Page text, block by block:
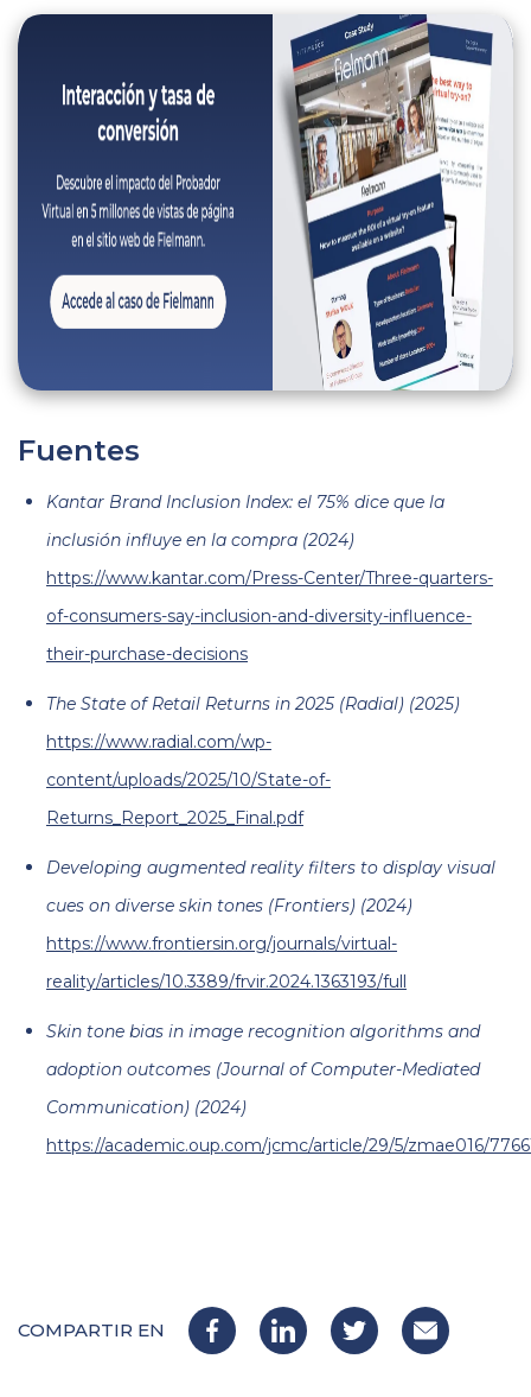
Fuentes
Kantar Brand Inclusion Index: el 75% dice que la
inclusión influye en la compra (2024)
https://www.kantar.com/Press-Center/Three-quarters-
of-consumers-say-inclusion-and-diversity-influence-
their-purchase-decisions
The State of Retail Returns in 2025 (Radial) (2025)
https://www.radial.com/wp-
content/uploads/2025/10/State-of-
Returns_Report_2025_Final.pdf
Developing augmented reality filters to display visual
cues on diverse skin tones (Frontiers) (2024)
https://www.frontiersin.org/journals/virtual-
reality/articles/10.3389/frvir.2024.1363193/full
Skin tone bias in image recognition algorithms and
adoption outcomes (Journal of Computer-Mediated
Communication) (2024)
https://academic.oup.com/jcmc/article/29/5/zmae016/
COMPARTIR EN